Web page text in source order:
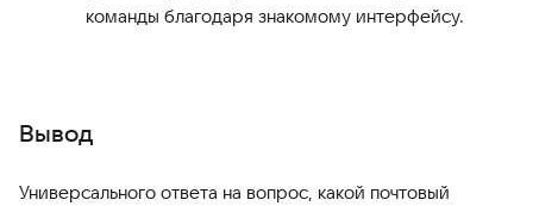
команды благодаря знакомому интерфейсу.
Вывод
Универсального ответа на вопрос, какой почтовый